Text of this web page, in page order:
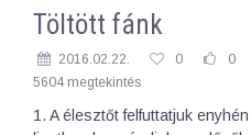
Töltött fánk
2016.02.22. 0 0
5604 megtekintés
1. A élesztőt felfuttatjuk